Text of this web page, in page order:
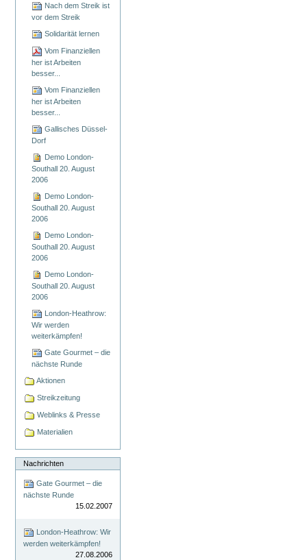
Nach dem Streik ist
vor dem Streik
Solidarität lernen
Vom Finanziellen
her ist Arbeiten
besser...
Vom Finanziellen
her ist Arbeiten
besser...
Gallisches Düssel-
Dorf
Demo London-
Southall 20. August
2006
Demo London-
Southall 20. August
2006
Demo London-
Southall 20. August
2006
Demo London-
Southall 20. August
2006
London-Heathrow:
Wir werden
weiterkämpfen!
Gate Gourmet – die
nächste Runde
Aktionen
Streikzeitung
Weblinks & Presse
Materialien
Nachrichten
Gate Gourmet – die
nächste Runde
15.02.2007
London-Heathrow: Wir
werden weiterkämpfen!
27.08.2006